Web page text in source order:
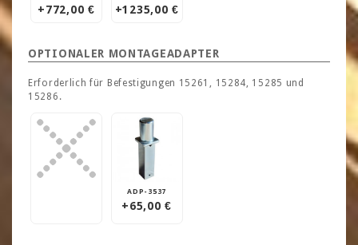
+772,00 € +1235,00 €
OPTIONALER MONTAGEADAPTER
Erforderlich für Befestigungen 15261, 15284, 15285 und
15286.
ADP-3537
+65,00 €